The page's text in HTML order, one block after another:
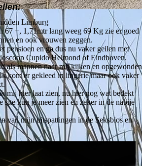
Limburg
67 +, 1,71mtr lang weeg 69 Kg zie er goed
en ook vrouwen zeggen.
pensioen en ga dus nu vaker geilen met
Cupido Helmond of Eindhoven.
als mannen naar mij kijken en opgewonden
kom er gekleed in lingerie maar ook vaker
mij hier laat zien, nu hier nog wat bedekt
site kun je meer zien en zeker in de nabije
van mijn uitspattingen in de Seksbios en